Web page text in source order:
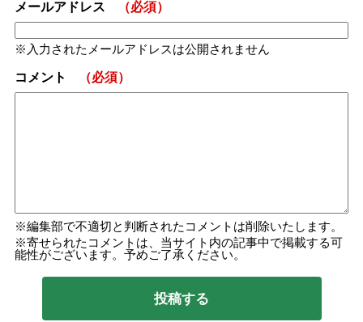
メールアドレス （必須）
入力されたメールアドレスは公開されません
コメント （必須）
編集部で不適切と判断されたコメントは削除いたします。
寄せられたコメントは、当サイト内の記事中で掲載する可
能性がございます。予めご了承ください。